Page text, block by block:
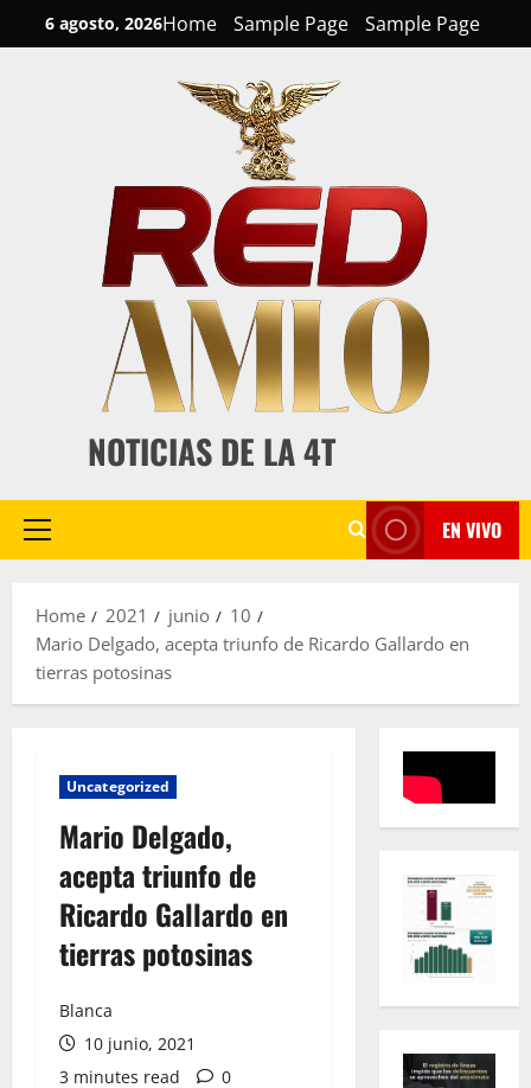
to
6 agosto, 2026Home Sample Page Sample Page
NOTICIAS DE LA 4T
Primary
EN VIVO
Home 2021 junio
10
Mario Delgado, acepta triunfo de Ricardo Gallardo en
tierras potosinas
Uncategorized
Mario Delgado,
acepta triunfo de
Ricardo Gallardo en
tierras potosinas
Blanca
10 junio, 2021
3 minutes read
0